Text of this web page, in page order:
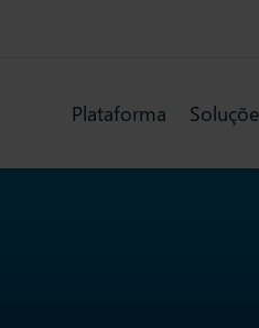
Plataforma